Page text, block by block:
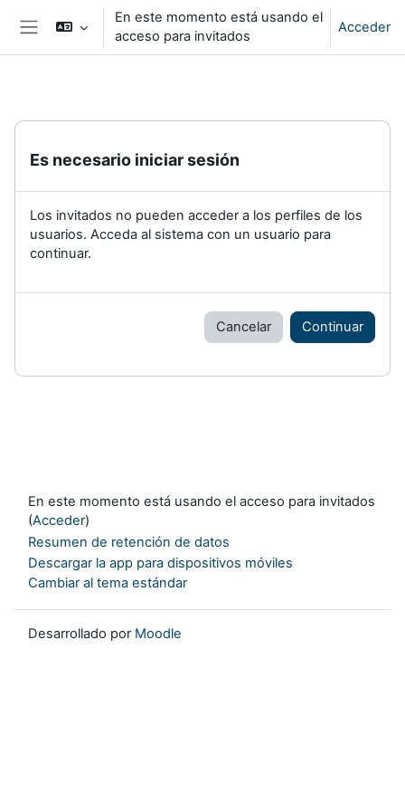
Salta al contenido principal
Panel lateral
En este momento está usando el
acceso para invitados
Acceder
Es necesario iniciar sesión
Los invitados no pueden acceder a los perfiles de los
usuarios. Acceda al sistema con un usuario para
continuar.
Cancelar Continuar
En este momento está usando el acceso para invitados
(Acceder)
Resumen de retención de datos
Descargar la app para dispositivos móviles
Cambiar al tema estándar
Desarrollado por Moodle